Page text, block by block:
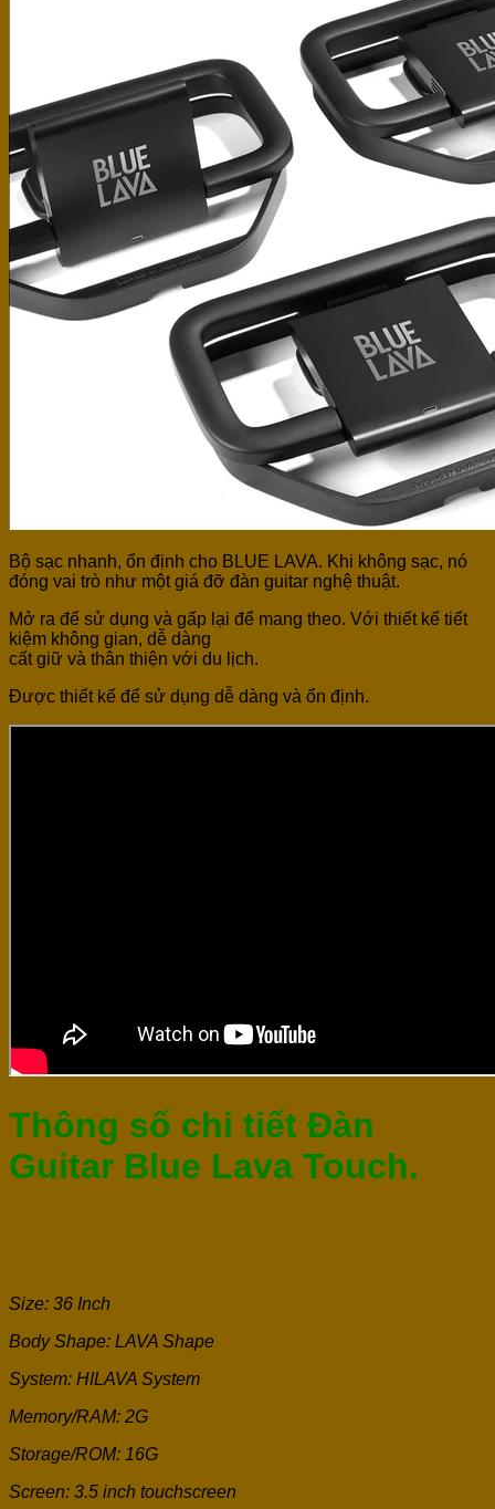
Bộ sạc nhanh, ổn định cho BLUE LAVA. Khi không sạc, nó
đóng vai trò như một giá đỡ đàn guitar nghệ thuật.
Mở ra để sử dụng và gấp lại để mang theo. Với thiết kế tiết
kiệm không gian, dễ dàng
cất giữ và thân thiện với du lịch.
Được thiết kế để sử dụng dễ dàng và ổn định.
Thông số chi tiết Đàn
Guitar Blue Lava Touch.
Size: 36 Inch
Body Shape: LAVA Shape
System: HILAVA System
Memory/RAM: 2G
Storage/ROM: 16G
Screen: 3.5 inch touchscreen